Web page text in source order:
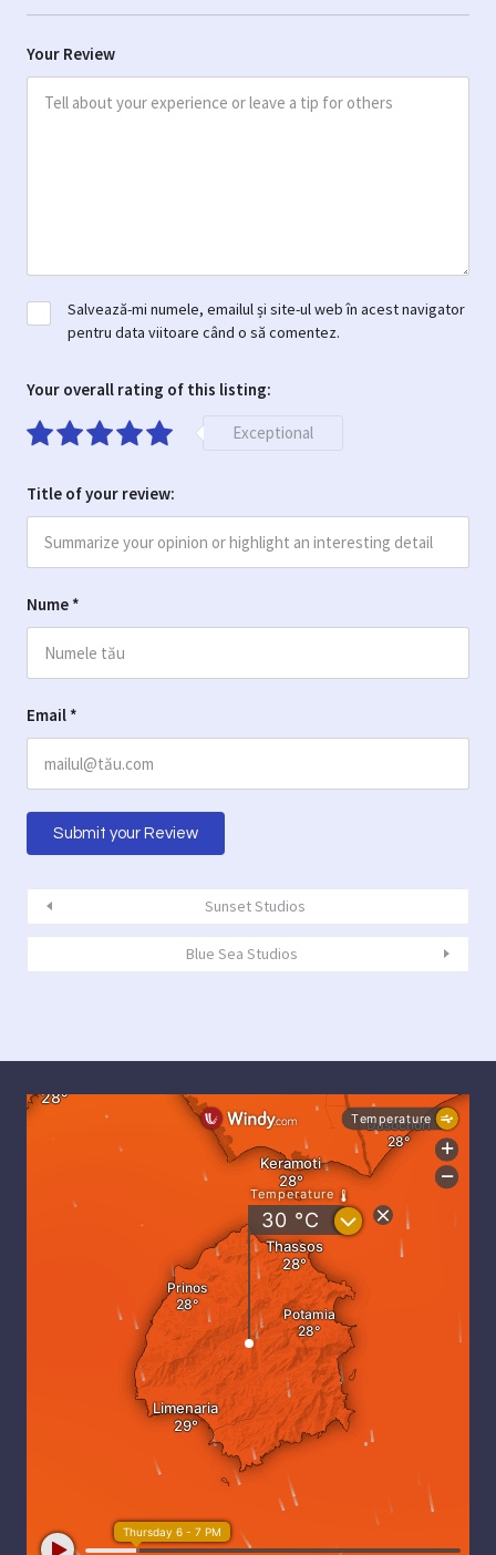
Your Review
Nume *
Email *
Salvează-mi numele, emailul și site-ul web în acest navigator
pentru data viitoare când o să comentez.
Your overall rating of this listing:
Exceptional
Title of your review:
Sunset Studios
Blue Sea Studios